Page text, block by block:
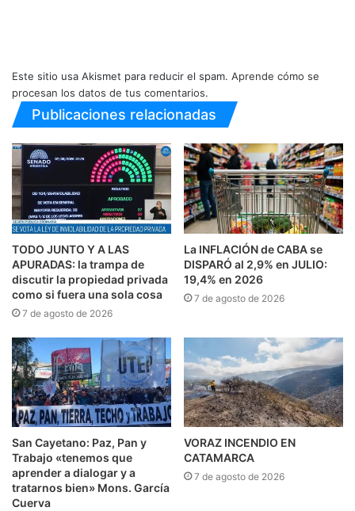
Este sitio usa Akismet para reducir el spam. Aprende cómo se
procesan los datos de tus comentarios.
Publicaciones relacionadas
TODO JUNTO Y A LAS
APURADAS: la trampa de
discutir la propiedad privada
como si fuera una sola cosa
7 de agosto de 2026
La INFLACIÓN de CABA se
DISPARÓ al 2,9% en JULIO:
19,4% en 2026
7 de agosto de 2026
San Cayetano: Paz, Pan y
Trabajo «tenemos que
aprender a dialogar y a
tratarnos bien» Mons. García
Cuerva
VORAZ INCENDIO EN
CATAMARCA
7 de agosto de 2026